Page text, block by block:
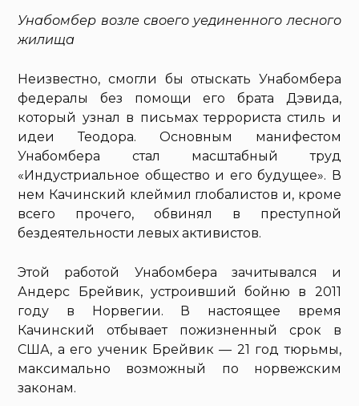
Унабомбер возле своего уединенного лесного
жилища
Неизвестно, смогли бы отыскать Унабомбера
федералы без помощи его брата Дэвида,
который узнал в письмах террориста стиль и
идеи Теодора. Основным манифестом
Унабомбера стал масштабный труд
«Индустриальное общество и его будущее». В
нем Качинский клеймил глобалистов и, кроме
всего прочего, обвинял в преступной
бездеятельности левых активистов.
Этой работой Унабомбера зачитывался и
Андерс Брейвик, устроивший бойню в 2011
году в Норвегии. В настоящее время
Качинский отбывает пожизненный срок в
США, а его ученик Брейвик — 21 год тюрьмы,
максимально возможный по норвежским
законам.